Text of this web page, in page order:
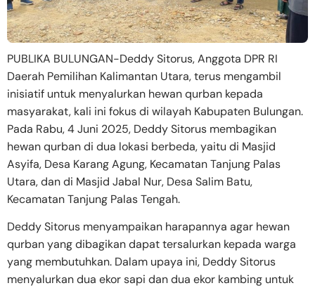
PUBLIKA BULUNGAN-Deddy Sitorus, Anggota DPR RI
Daerah Pemilihan Kalimantan Utara, terus mengambil
inisiatif untuk menyalurkan hewan qurban kepada
masyarakat, kali ini fokus di wilayah Kabupaten Bulungan.
Pada Rabu, 4 Juni 2025, Deddy Sitorus membagikan
hewan qurban di dua lokasi berbeda, yaitu di Masjid
Asyifa, Desa Karang Agung, Kecamatan Tanjung Palas
Utara, dan di Masjid Jabal Nur, Desa Salim Batu,
Kecamatan Tanjung Palas Tengah.
Deddy Sitorus menyampaikan harapannya agar hewan
qurban yang dibagikan dapat tersalurkan kepada warga
yang membutuhkan. Dalam upaya ini, Deddy Sitorus
menyalurkan dua ekor sapi dan dua ekor kambing untuk